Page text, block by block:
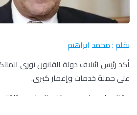
بقلم : محمد ابراهيم
أكد رئيس ائتلاف دولة القانون نورى
على حملة خدمات وإعمار كبرى.
وقال بيان صادر عن مكتبه الإعلامي تلقته
(واع): إن “المالكي استقبل بمكتبه سفير